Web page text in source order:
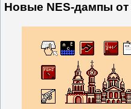
Новые NES-дампы от